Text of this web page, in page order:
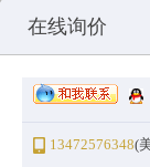
Copyright ©
在线询价
13472576348(